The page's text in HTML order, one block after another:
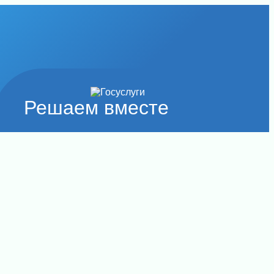
Решаем вместе